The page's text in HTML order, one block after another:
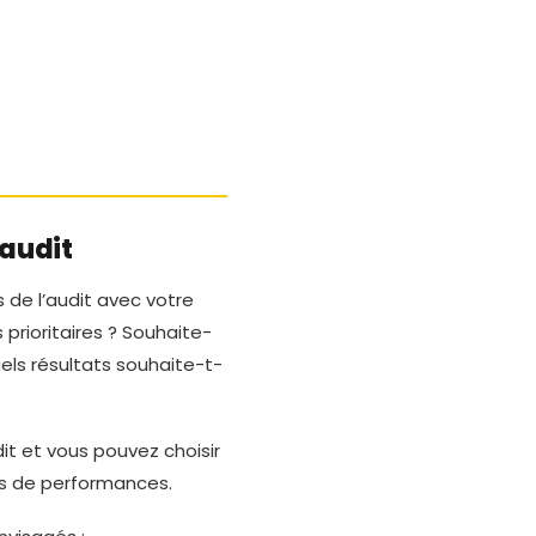
l’audit avec votre
prioritaires ? Souhaite-
résultats souhaite-t-
et vous pouvez choisir
de performances.